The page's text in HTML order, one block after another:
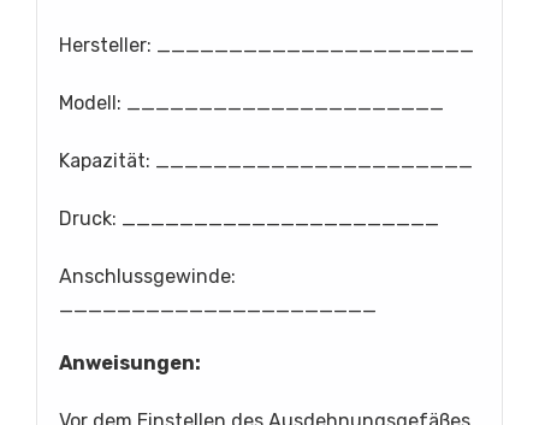
Hersteller: ______________________
Modell: ______________________
Kapazität: ______________________
Druck: ______________________
Anschlussgewinde:
Anweisungen:
Vor dem Einstellen des Ausdehnungsgefäßes